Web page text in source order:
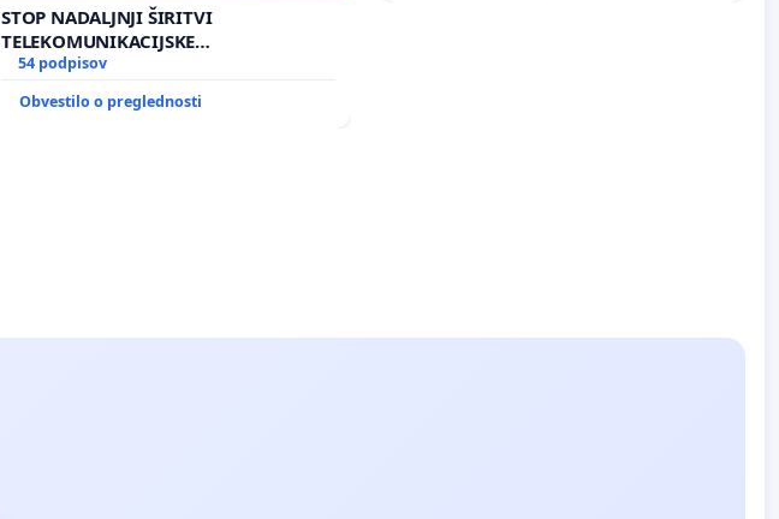
STOP NADALJNJI ŠIRITVI
TELEKOMUNIKACIJSKE
INFRASTRUKTURE IN DODATNIH
ANTEN V GRADIŠČAKU
54 podpisov
Obvestilo o preglednosti